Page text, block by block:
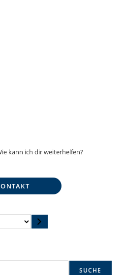
kann ich dir weiterhelfen?
SUCHE